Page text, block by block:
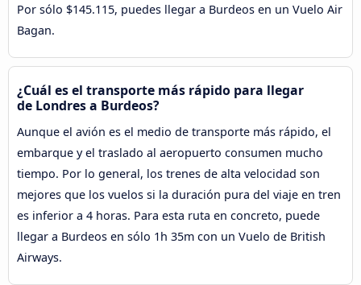
Por sólo $145.115, puedes llegar a Burdeos en un Vuelo Air
Bagan.
¿Cuál es el transporte más rápido para llegar
de Londres a Burdeos?
Aunque el avión es el medio de transporte más rápido, el
embarque y el traslado al aeropuerto consumen mucho
tiempo. Por lo general, los trenes de alta velocidad son
mejores que los vuelos si la duración pura del viaje en tren
es inferior a 4 horas. Para esta ruta en concreto, puede
llegar a Burdeos en sólo 1h 35m con un Vuelo de British
Airways.